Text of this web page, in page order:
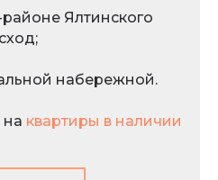
Ялтинского
набережной.
на квартиры в наличии